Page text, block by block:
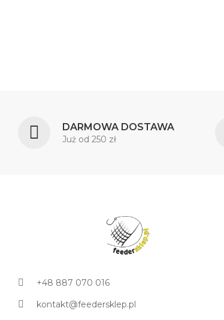
DARMOWA DOSTAWA
Już od 250 zł
+48 887 070 016
kontakt@feedersklep.pl